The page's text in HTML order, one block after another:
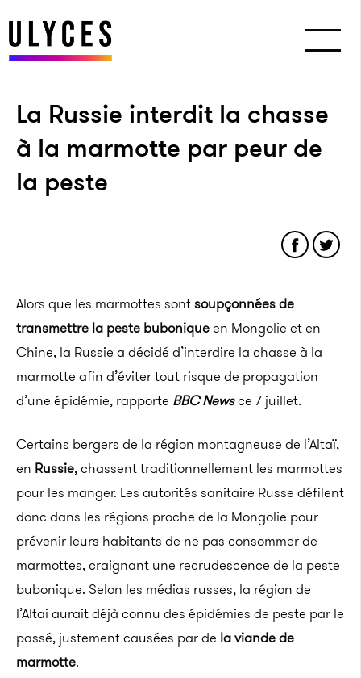
La Russie interdit la chasse
à la marmotte par peur de
la peste
Alors que les marmottes sontsoupçonnées de
transmettre la peste buboniqueen Mongolie et en
Chine, la Russie a décidé d’interdire la chasse à la
marmotte afin d’éviter tout risque de propagation
d’une épidémie, rapporte BBC Newsce 7 juillet.
Certains bergers de la région montagneuse de l’Altaï,
en Russie, chassent traditionnellement les marmottes
pour les manger. Les autorités sanitaire Russe défilent
donc dans les régions proche de la Mongolie pour
prévenir leurs habitants de ne pas consommer de
marmottes, craignant une recrudescence de la peste
bubonique. Selon les médias russes, la région de
l’Altai aurait déjà connu des épidémies de peste par le
passé, justement causées par de la viande de
marmotte.